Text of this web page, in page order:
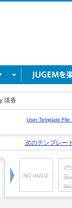
瑛香
User Template File
次のテンプレート